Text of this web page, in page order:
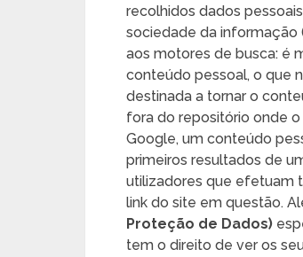
recolhidos dados
sociedade da informação
aos motores de busca: é
conteúdo pessoal, o que
destinada a tornar o
fora do repositório onde
Google, um conteúdo
primeiros resultados de
utilizadores que efetuam
link do site em questão.
Proteção de Dados)
tem o direito de ver os